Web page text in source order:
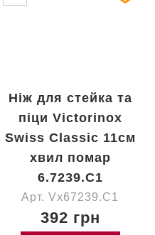
Ніж для стейка та
піци Victorinox
Swiss Classic 11см
хвил помар
6.7239.C1
Арт. Vx67239.C1
392 грн